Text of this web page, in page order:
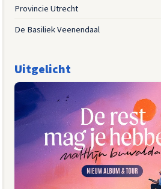
Provincie Utrecht
De Basiliek Veenendaal
Uitgelicht